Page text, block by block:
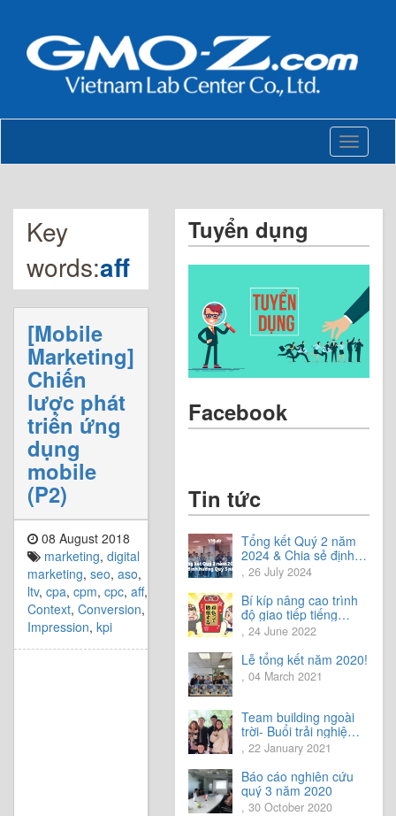
Toggle
Key
words:aff
[Mobile
Marketing]
Chiến
lược phát
triển ứng
dụng
mobile
(P2)
08 August 2018
marketing, digital
marketing, seo, aso,
ltv, cpa, cpm, cpc, aff,
Context, Conversion,
Impression, kpi
Tuyển dụng
Facebook
Tin tức
Tổng kết Quý 2 năm
2024 & Chia sẻ định
hướng Quý 3 năm
2024
, 26 July 2024
Bí kíp nâng cao trình
độ giao tiếp tiếng
Nhật.
, 24 June 2022
Lễ tổng kết năm 2020!
, 04 March 2021
Team building ngoài
trời- Buổi trải nghiệm
tuyệt vời.
, 22 January 2021
Báo cáo nghiên cứu
quý 3 năm 2020
, 30 October 2020